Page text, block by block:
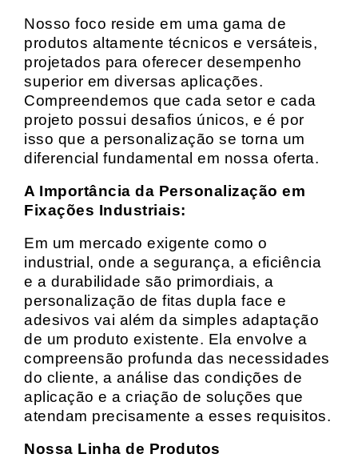
Nosso foco reside em uma gama de
produtos altamente técnicos e versáteis,
projetados para oferecer desempenho
superior em diversas aplicações.
Compreendemos que cada setor e cada
projeto possui desafios únicos, e é por
isso que a personalização se torna um
diferencial fundamental em nossa oferta.
A Importância da Personalização em
Fixações Industriais:
Em um mercado exigente como o
industrial, onde a segurança, a eficiência
e a durabilidade são primordiais, a
personalização de fitas dupla face e
adesivos vai além da simples adaptação
de um produto existente. Ela envolve a
compreensão profunda das necessidades
do cliente, a análise das condições de
aplicação e a criação de soluções que
atendam precisamente a esses requisitos.
Nossa Linha de Produtos